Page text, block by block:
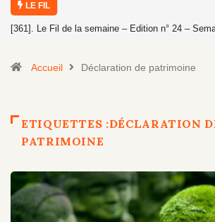
LE FIL
[361]. Le Fil de la semaine – Edition n° 24 –
Accueil Déclaration de patrimoine
ETIQUETTES :DÉCLARATION
PATRIMOINE